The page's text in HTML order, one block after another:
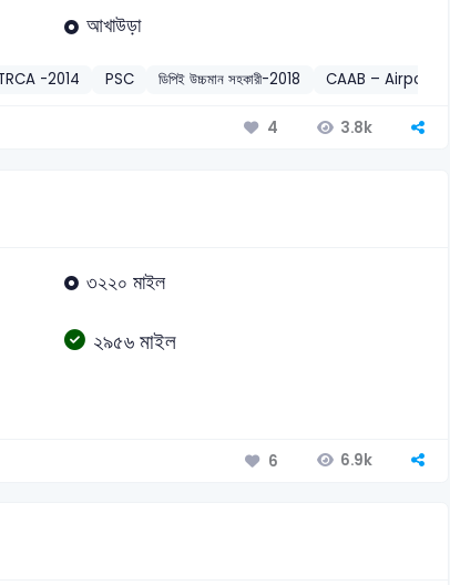
আখাউড়া
-2014 PSC ডিপিই উচ্চমান সহকারী-2018 CAAB – Airport
4 3.8k
৩২২০ মাইল
২৯৫৬ মাইল
6 6.9k